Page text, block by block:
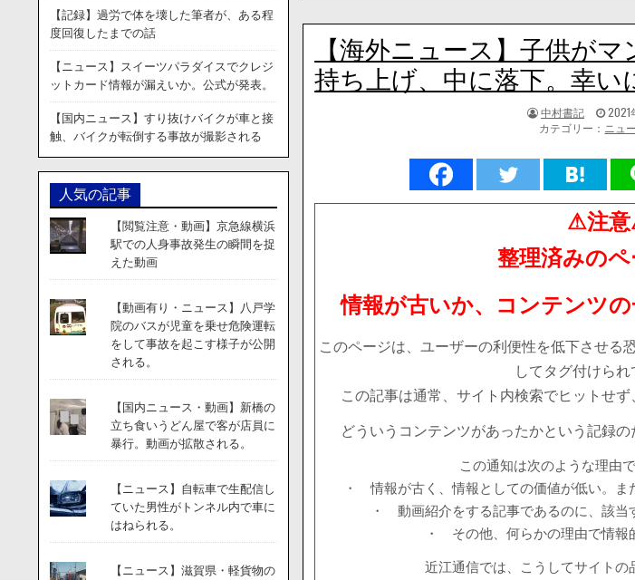
【海外ニュース】子供が
持ち上げ、中に落下。幸い
著
者:
中村書記
掲
載
2021
カテゴリー： ニュ
⚠注
整理済みの
情報が古いか、コンテンツの
このページは、ユーザーの利便性を低下させる
してタグ付けられ
この記事は通常、サイト内検索でヒットせ
どういうコンテンツがあったかという記録
この通知は次のような理由
・ 情報が古く、情報としての価値が低い。ま
・ 動画紹介をする記事であるのに、該当
・ その他、何らかの理由で情報
近江通信では、こうしてサイトの
【記録】過労で体を壊した筆者が、ある程
度回復したまでの話
【ニュース】スイーツパラダイスでクレジ
ットカード情報が漏えいか。公式が発表。
【国内ニュース】すり抜けバイクが車と接
触、バイクが転倒する事故が撮影される
人気の記事
【閲覧注意・動画】京急線横浜
駅での人身事故発生の瞬間を捉
えた動画
【動画有り・ニュース】八戸学
院のバスが児童を乗せ危険運転
をして事故を起こす様子が公開
される。
【国内ニュース・動画】新橋の
立ち食いうどん屋で客が店員に
暴行。動画が拡散される。
【ニュース】自転車で生配信し
ていた男性がトンネル内で車に
はねられる。
【ニュース】滋賀県・軽貨物の